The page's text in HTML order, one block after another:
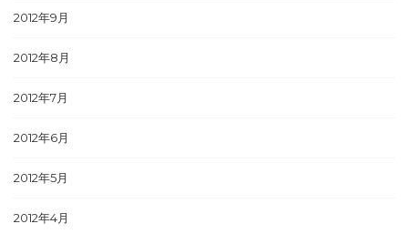
2012年9月
2012年8月
2012年7月
2012年6月
2012年5月
2012年4月